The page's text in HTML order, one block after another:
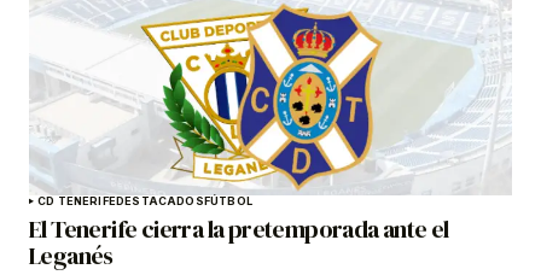
CD TENERIFEDESTACADOSFÚTBOL
El Tenerife cierra la pretemporada ante el
Leganés